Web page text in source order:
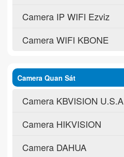
Camera IP WIFI Ezviz
Camera WIFI KBONE
Camera Quan Sát
Camera KBVISION U.S.A
Camera HIKVISION
Camera DAHUA